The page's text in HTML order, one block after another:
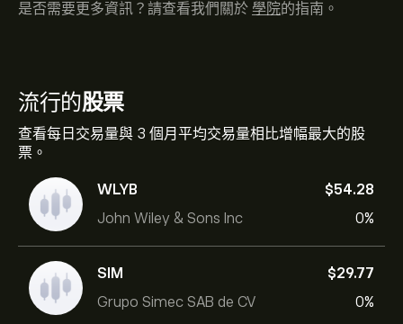
流行的股票
查看每日交易量與 3 個月平均交易量相比增幅最大的股
票。
WLYB
John Wiley & Sons Inc
‎$‎54.28
0%
SIM
Grupo Simec SAB de CV
‎$‎29.77
0%
是否需要更多資訊？請查看我們關於 學院的指南。